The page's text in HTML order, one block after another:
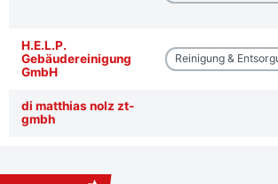
H.E.L.P.
Gebäudereinigung
GmbH
Reinigung &
di matthias nolz zt-
gmbh